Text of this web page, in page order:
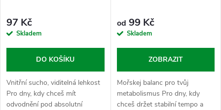
97 Kč
Skladem
DO KOŠÍKU
Vnitřní sucho, viditelná lehkost
Pro dny, kdy chceš mít
odvodnění pod absolutní
od 99 Kč
Skladem
ZOBRAZIT
Mořskej balanc pro tvůj
metabolismus Pro dny, kdy
chceš držet stabilní tempo a